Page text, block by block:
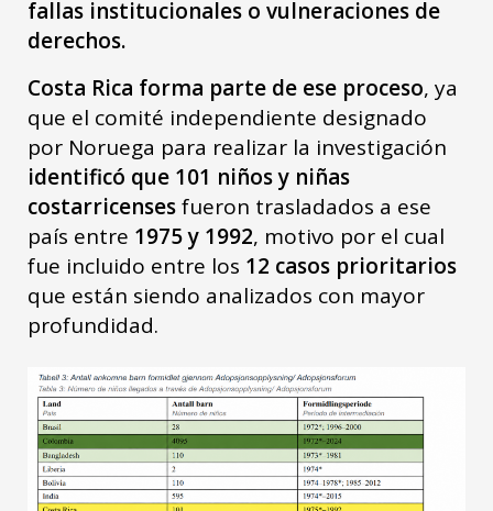
fallas institucionales o vulneraciones de
derechos.
Costa Rica forma parte de ese proceso, ya
que el comité independiente designado
por Noruega para realizar la investigación
identificó que 101 niños y niñas
costarricensesfueron trasladados a ese
país entre 1975 y 1992, motivo por el cual
fue incluido entre los 12 casos prioritarios
que están siendo analizados con mayor
profundidad.